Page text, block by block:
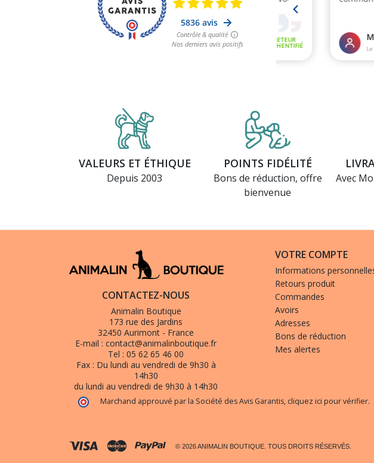
VALEURS ET ÉTHIQUE
Depuis 2003
POINTS FIDÉLITÉ
Bons de réduction, offre
bienvenue
Avec
CONTACTEZ-NOUS
Animalin Boutique
173 rue des Jardins
32450 Aurimont - France
E-mail : contact@animalinboutique.fr
Tel : 05 62 65 46 00
Fax : Du lundi au vendredi de 9h30 à
14h30
du lundi au vendredi de 9h30 à 14h30
VOTRE COMPTE
Informations
Retours produit
Commandes
Avoirs
Adresses
Bons de réduction
Mes alertes
Marchand approuvé par la Société des Avis Garantis, cliquez ici pour vérifier.
© 2026 ANIMALIN BOUTIQUE. TOUS DROITS RÉSERVÉS.